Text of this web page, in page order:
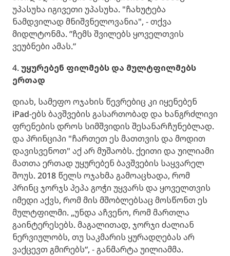
უპასუხა იგივეთი უპასუხა. "ჩახუტება
ნამდვილად მნიშვნელოვანია", - თქვა
მიდლტონმა. ”ჩემს შვილებს ყოველთვის
ვეუბნები ამას.”
4.უყურებენ ფილმებს და მულტფილმებს
ერთად
დიახ, სამეფო ოჯახის წევრებიც კი იყენებენ
iPad-ებს ბავშვების გასართობად და ხანგრძლივი
ფრენების დროს სიმშვიდის შესანარჩუნებლად.
და პრინციპი "ჩართეთ ეს მათთვის და მოდით
დავისვენოთ" აქ არ მუშაობს. ქეითი და უილიამი
მათთა ერთად უყურებენ ბავშვების საყვარელ
შოუს. 2018 წელს ოჯახმა გამოაცხადა, რომ
პრინც ჯორჯს პეპა გოჭი უყვარს და ყოველთვის
იმედი აქვს, რომ მის მშობლებსაც მოსწონთ ეს
მულტფილმი. „უნდა აჩვენო, რომ მართლა
გაინტერესებს. მაგალითად, ჯორჯი ძალიან
ნერვიულობს, თუ საკმარის ყურადღებას არ
ვაქცევთ გმირებს“, - განმარტა უილიამმა.